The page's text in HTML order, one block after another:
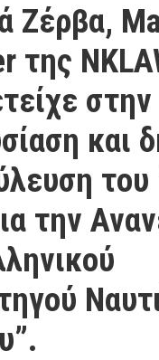
Ζέρβα,
της
στην
και
την